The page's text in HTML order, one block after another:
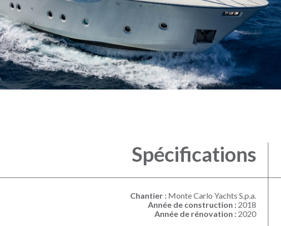
Spécifications
Chantier :Monte Carlo Yachts S.p.a.
Année de construction :2018
Année de rénovation :2020